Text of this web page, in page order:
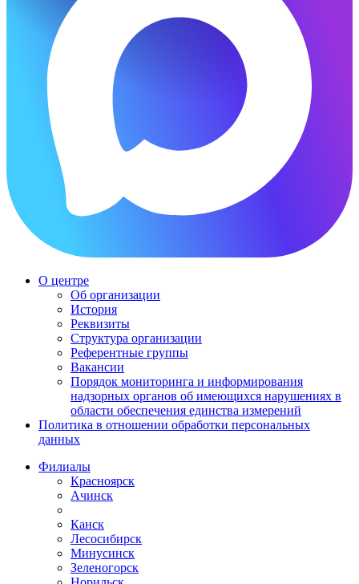
О центре
Об организации
История
Реквизиты
Структура организации
Референтные группы
Вакансии
Порядок мониторинга и информирования
надзорных органов об имеющихся нарушениях в
области обеспечения единства измерений
Политика в отношении обработки персональных
данных
Филиалы
Красноярск
Ачинск
Канск
Лесосибирск
Минусинск
Зеленогорск